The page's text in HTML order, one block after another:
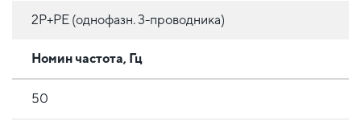
2P+PE (однофазн. 3-проводника)
Номин частота, Гц
50